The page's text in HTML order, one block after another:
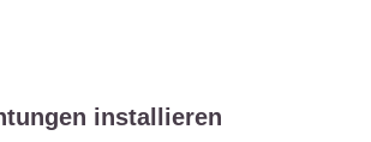
installieren